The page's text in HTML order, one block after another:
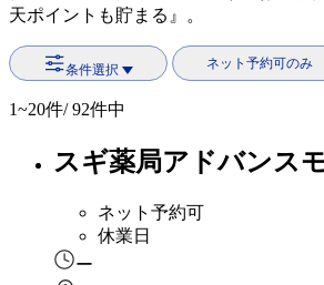
天ポイントも貯まる』。
条件選択 ネット予約可のみ
1~20件/ 92件中
スギ薬局アドバンス
ネット予約可
休業日
ー